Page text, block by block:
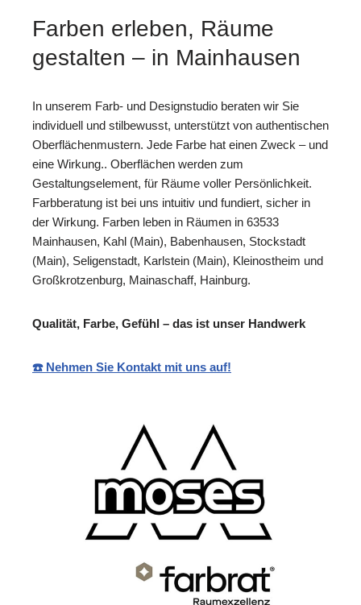
Farben erleben, Räume
gestalten – in Mainhausen
In unserem Farb- und Designstudio beraten wir Sie
individuell und stilbewusst, unterstützt von authentischen
Oberflächenmustern. Jede Farbe hat einen Zweck – und
eine Wirkung.. Oberflächen werden zum
Gestaltungselement, für Räume voller Persönlichkeit.
Farbberatung ist bei uns intuitiv und fundiert, sicher in
der Wirkung. Farben leben in Räumen in 63533
Mainhausen, Kahl (Main), Babenhausen, Stockstadt
(Main), Seligenstadt, Karlstein (Main), Kleinostheim und
Großkrotzenburg, Mainaschaff, Hainburg.
Qualität, Farbe, Gefühl – das ist unser Handwerk
☎️ Nehmen Sie Kontakt mit uns auf!